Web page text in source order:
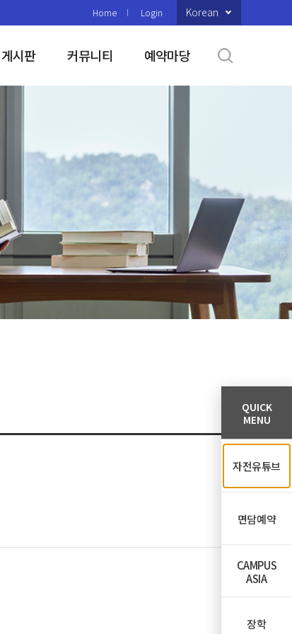
Home Login Korean
게시판 커뮤니티 예약마당
QUICK
MENU
자전유튜브
면담예약
CAMPUS
ASIA
장학